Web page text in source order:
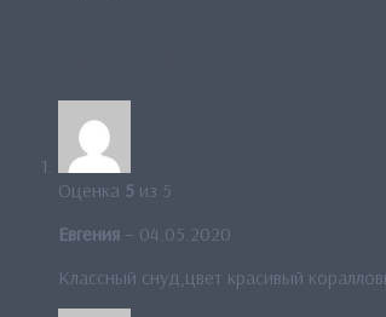
Оценка 5 из 5
Евгения – 04.05.2020
Классный снуд,цвет красивый